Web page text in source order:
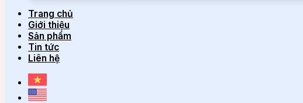
Trang chủ
Giới thiệu
Sản phẩm
Tin tức
Liên hệ